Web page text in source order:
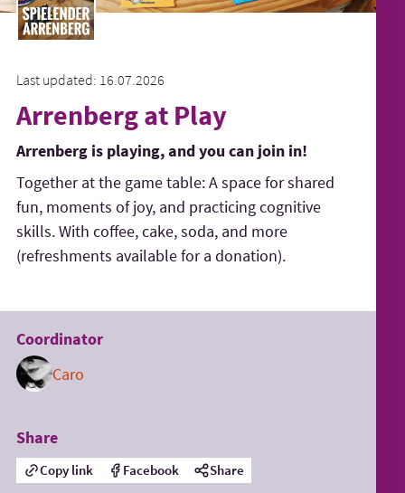
Last updated: 16.07.2026
Arrenberg at Play
Arrenberg is playing, and you can join in!
Together at the game table: A space for shared
fun, moments of joy, and practicing cognitive
skills. With coffee, cake, soda, and more
(refreshments available for a donation).
Coordinator
Caro
Share
Copy link Facebook Share